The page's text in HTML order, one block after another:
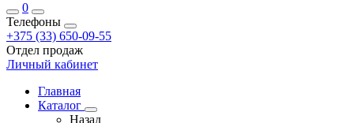
0
Телефоны
+375 (33) 650-09-55
Отдел продаж
Личный кабинет
Главная
Каталог
Назад